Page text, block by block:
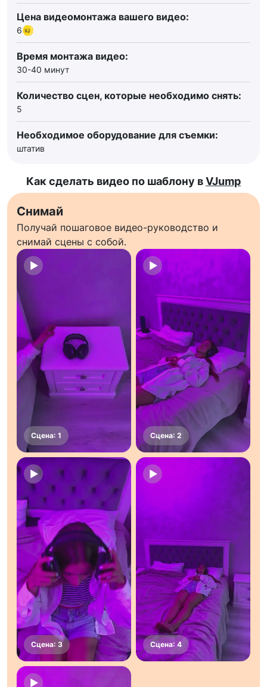
Цена видеомонтажа вашего видео:
6
Время монтажа видео:
30-40 минут
Количество сцен, которые необходимо снять:
5
Необходимое оборудование для съемки:
штатив
Как сделать видео по шаблону вVJump
Снимай
Получай пошаговое видео-руководство и
снимай сцены с собой.